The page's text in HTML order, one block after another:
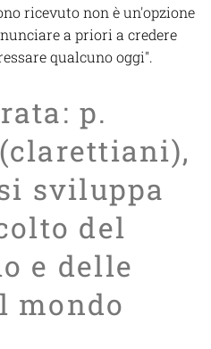
ricevuto non è un'opzione
a priori a credere
qualcuno oggi".
p.
sviluppa
del
e delle
mondo